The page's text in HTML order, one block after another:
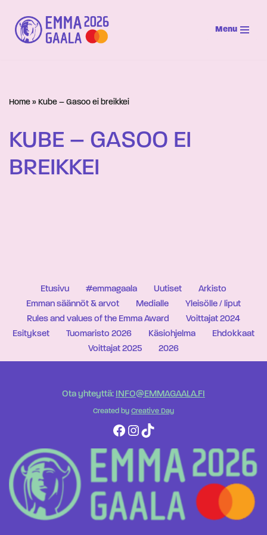
Siirry
suoraan
Menu
Home » Kube – Gasoo ei breikkei
KUBE – GASOO EI
BREIKKEI
Etusivu #emmagaala Uutiset
Arkisto
Emman säännöt & arvot
Medialle
Yleisölle / liput
Rules and values of the Emma Award
Voittajat 2024
Esitykset
Tuomaristo 2026 Käsiohjelma
Ehdokkaat
Voittajat 2025
2026
Ota yhteyttä: INFO@EMMAGAALA.FI
Created by Creative Day